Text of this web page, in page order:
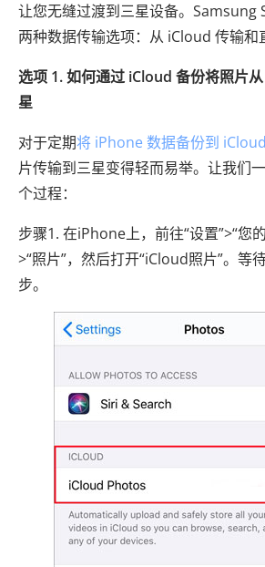
让您无缝过渡到三星设备。Samsung
两种数据传输选项：从 iCloud 传输和
选项 1. 如何通过 iCloud 备份将照片
星
对于定期将 iPhone 数据备份到
片传输到三星变得轻而易举。让我们
个过程：
步骤1. 在iPhone上，前往“设置”>“您
>“照片”，然后打开“iCloud照片”。等
步。